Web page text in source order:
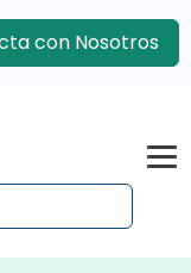
con Nosotros